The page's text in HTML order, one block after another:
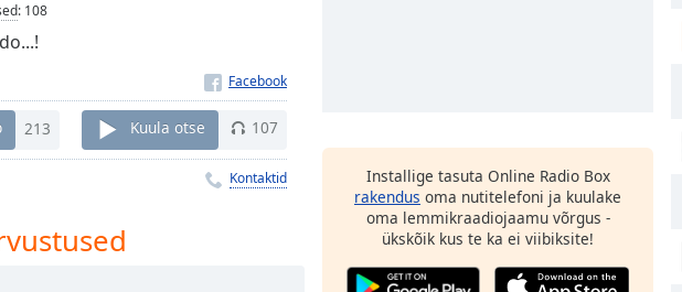
: 108
213 Kuula otse 107
Kontaktid
Installige tasuta Online Radio Box
rakendus oma nutitelefoni ja kuulake
oma lemmikraadiojaamu võrgus -
ükskõik kus te ka ei viibiksite!